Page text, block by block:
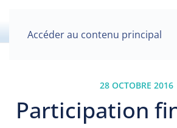
Accéder au contenu principal
28 OCTOBRE 2016
Participation